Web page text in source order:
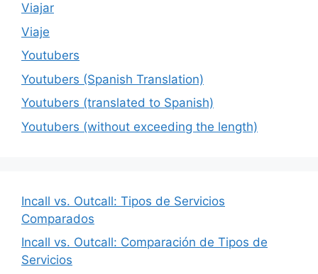
Viajar
Viaje
Youtubers
Youtubers (Spanish Translation)
Youtubers (translated to Spanish)
Youtubers (without exceeding the length)
Incall vs. Outcall: Tipos de Servicios
Comparados
Incall vs. Outcall: Comparación de Tipos de
Servicios